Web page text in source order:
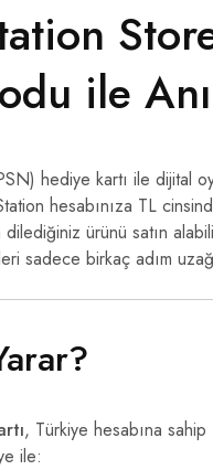
ile
hediye kartı ile dijital
hesabınıza TL
ürünü satın
sadece birkaç adım
, Türkiye hesabına sahip
ile: